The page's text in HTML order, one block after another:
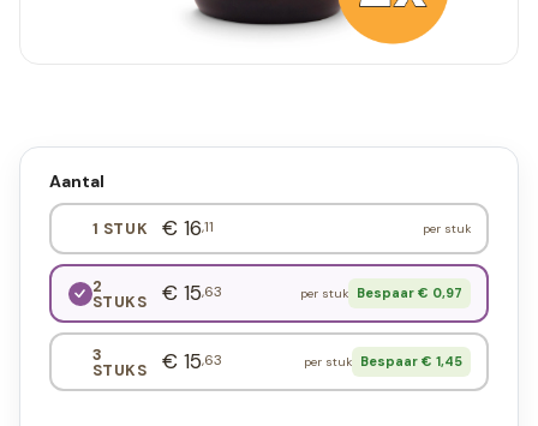
Aantal
1 STUK € 16,11 per stuk
2
STUKS € 15,63 per stuk Bespaar € 0,97
3
STUKS € 15,63 per stuk Bespaar € 1,45